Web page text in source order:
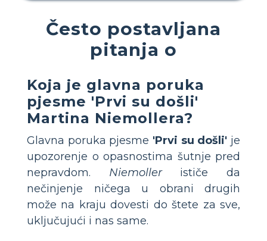
Često postavljana
pitanja o
Koja je glavna poruka
pjesme 'Prvi su došli'
Martina Niemollera?
Glavna poruka pjesme 'Prvi su došli' je
upozorenje o opasnostima šutnje pred
nepravdom. Niemollerističe da
nečinjenje ničega u obrani drugih
može na kraju dovesti do štete za sve,
uključujući i nas same.